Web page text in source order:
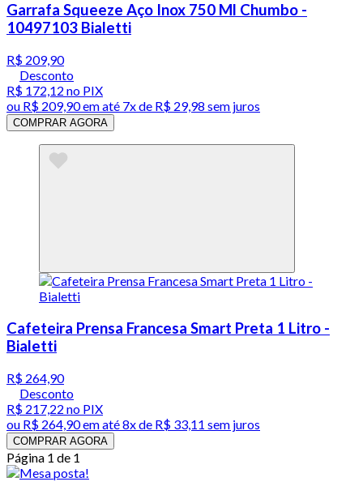
Garrafa Squeeze Aço Inox 750 Ml Chumbo -
10497103 Bialetti
R$ 209,90
Desconto
R$ 172,12 no PIX
ou R$ 209,90em até 7x de R$ 29,98 sem juros
COMPRAR AGORA
Cafeteira Prensa Francesa Smart Preta 1 Litro -
Bialetti
R$ 264,90
Desconto
R$ 217,22 no PIX
ou R$ 264,90em até8x de R$ 33,11 sem juros
COMPRAR AGORA
Página 1 de 1